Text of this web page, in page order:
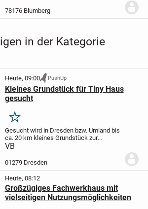
behindertenfreundlichen Wohnungen mit
Aufzug, Balkon, Garagen-/Stellplatz- und
78176 Blumberg
in der Kategorie
Heute, 09:00 PushUp
Kleines Grundstück für Tiny Haus
gesucht
Merken
Gesucht wird in Dresden bzw. Umland bis
ca. 20 km kleines Grundstück zur
Pacht/Miete/Kauf für Stellung eines Tiny
VB
01279 Dresden
Heute, 08:12
Großzügiges Fachwerkhaus mit
vielseitigen Nutzungsmöglichkeiten